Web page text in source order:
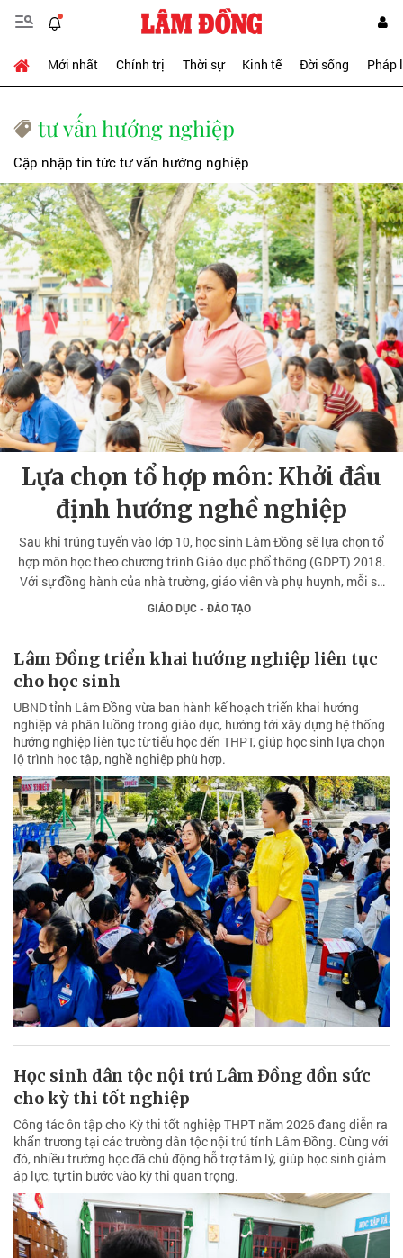
Mới nhất Chính trị Thời sự Kinh tế Đời sống Pháp
tư vấn hướng nghiệp
Cập nhập tin tức tư vấn hướng nghiệp
Lựa chọn tổ hợp môn: Khởi đầu
định hướng nghề nghiệp
Sau khi trúng tuyển vào lớp 10, học sinh Lâm Đồng sẽ lựa chọn tổ
hợp môn học theo chương trình Giáo dục phổ thông (GDPT) 2018.
Với sự đồng hành của nhà trường, giáo viên và phụ huynh, mỗi sự
lựa chọn không chỉ đáp ứng yêu cầu học tập trước mắt mà còn định
hướng nghề nghiệp trong tương lai.
GIÁO DỤC - ĐÀO TẠO
Lâm Đồng triển khai hướng nghiệp liên tục
cho học sinh
UBND tỉnh Lâm Đồng vừa ban hành kế hoạch triển khai hướng
nghiệp và phân luồng trong giáo dục, hướng tới xây dựng hệ thống
hướng nghiệp liên tục từ tiểu học đến THPT, giúp học sinh lựa chọn
lộ trình học tập, nghề nghiệp phù hợp.
Học sinh dân tộc nội trú Lâm Đồng dồn sức
cho kỳ thi tốt nghiệp
Công tác ôn tập cho Kỳ thi tốt nghiệp THPT năm 2026 đang diễn ra
khẩn trương tại các trường dân tộc nội trú tỉnh Lâm Đồng. Cùng với
đó, nhiều trường học đã chủ động hỗ trợ tâm lý, giúp học sinh giảm
áp lực, tự tin bước vào kỳ thi quan trọng.